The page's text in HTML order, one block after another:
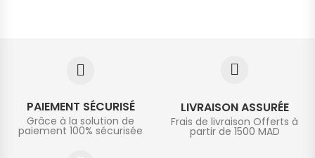
PAIEMENT SÉCURISÉ
Grâce à la solution de
paiement 100% sécurisée
LIVRAISON ASSURÉE
Frais de livraison Offerts à
partir de 1500 MAD